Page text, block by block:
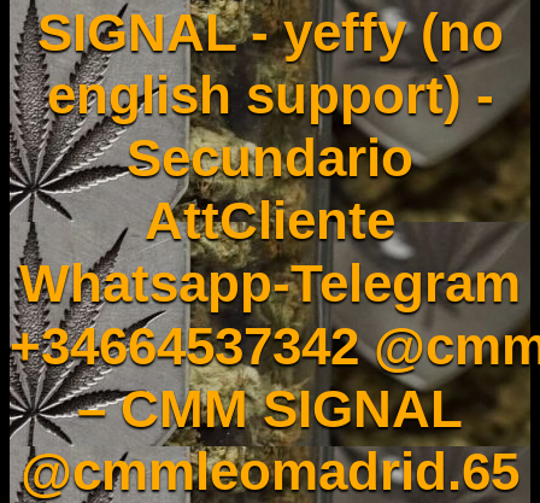
SIGNAL - yeffy (no
english support) -
Secundario
AttCliente
Whatsapp-Telegram
+34664537342
– CMM SIGNAL
@cmmleomadrid.65